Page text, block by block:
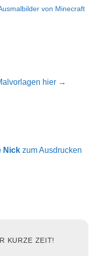
von Minecraft
hier →
Nick zum Ausdrucken
KURZE ZEIT!